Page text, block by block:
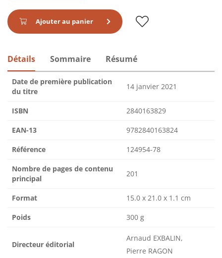
Ajouter au panier
Détails Sommaire Résumé
Date de première publication
du titre
14 janvier 2021
ISBN 2840163829
EAN-13 9782840163824
Référence 124954-78
Nombre de pages de contenu
principal
201
Format 15.0 x 21.0 x 1.1 cm
Poids 300 g
Directeur éditorial
Arnaud EXBALIN,
Pierre RAGON